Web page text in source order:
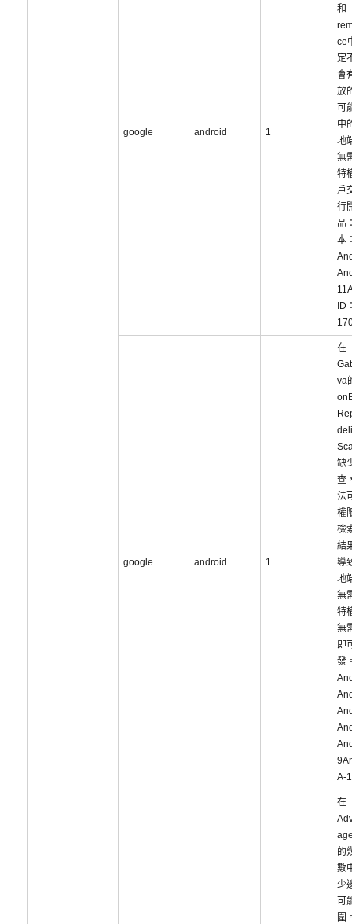
google android 1
和
ce
定
會
放
可
中
地
無
特
戶
行
品
本
ID
google android 1
在
va
缺
查
法
權
檢
結
導
地
無
特
無
即
發
A-
在
的
數
少
可
圍